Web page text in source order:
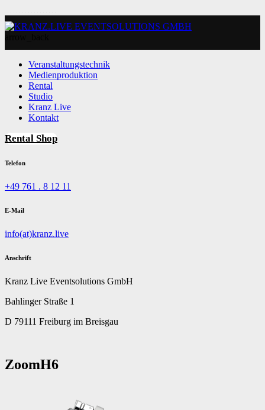
Veranstaltungstechnik
Medienproduktion
Rental
Studio
Kranz Live
Kontakt
Rental Shop
Telefon
+49 761 . 8 12 11
E-Mail
info(at)kranz.live
Anschrift
Kranz Live Eventsolutions GmbH
Bahlinger Straße 1
D 79111 Freiburg im Breisgau
ZoomH6